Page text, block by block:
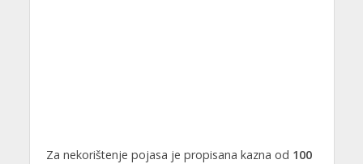
Za nekorištenje pojasa je propisana kazna od 100